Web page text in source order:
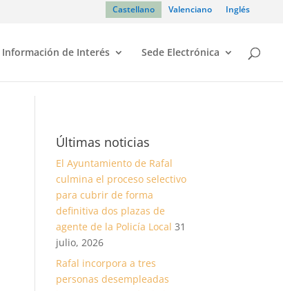
Castellano Valenciano Inglés
Información de Interés Sede Electrónica
Últimas noticias
El Ayuntamiento de Rafal
culmina el proceso selectivo
para cubrir de forma
definitiva dos plazas de
agente de la Policía Local 31
julio, 2026
Rafal incorpora a tres
personas desempleadas